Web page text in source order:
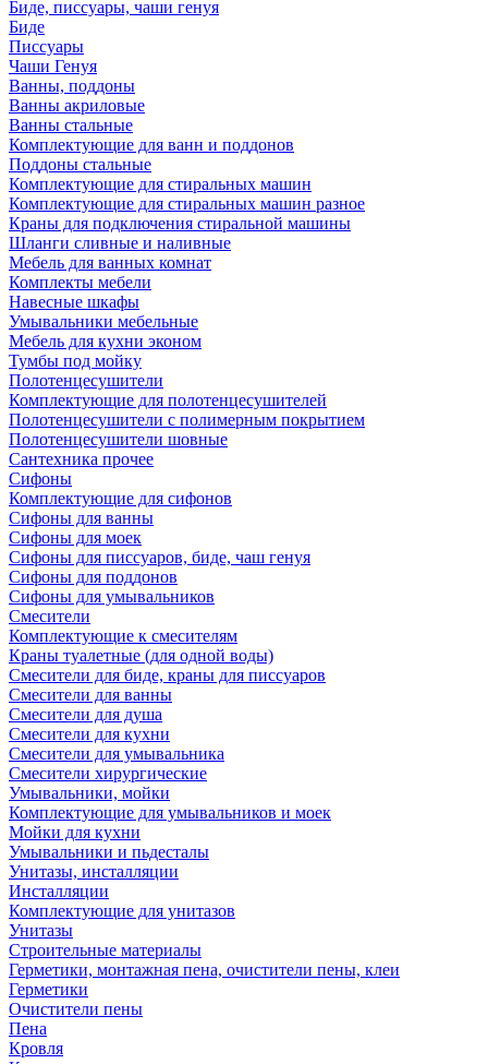
Биде, писсуары, чаши генуя
Биде
Писсуары
Чаши Генуя
Ванны, поддоны
Ванны акриловые
Ванны стальные
Комплектующие для ванн и поддонов
Поддоны стальные
Комплектующие для стиральных машин
Комплектующие для стиральных машин разное
Краны для подключения стиральной машины
Шланги сливные и наливные
Мебель для ванных комнат
Комплекты мебели
Навесные шкафы
Умывальники мебельные
Мебель для кухни эконом
Тумбы под мойку
Полотенцесушители
Комплектующие для полотенцесушителей
Полотенцесушители с полимерным покрытием
Полотенцесушители шовные
Сантехника прочее
Сифоны
Комплектующие для сифонов
Сифоны для ванны
Сифоны для моек
Сифоны для писсуаров, биде, чаш генуя
Сифоны для поддонов
Сифоны для умывальников
Смесители
Комплектующие к смесителям
Краны туалетные (для одной воды)
Смесители для биде, краны для писсуаров
Смесители для ванны
Смесители для душа
Смесители для кухни
Смесители для умывальника
Смесители хирургические
Умывальники, мойки
Комплектующие для умывальников и моек
Мойки для кухни
Умывальники и пьдесталы
Унитазы, инсталляции
Инсталляции
Комплектующие для унитазов
Унитазы
Строительные материалы
Герметики, монтажная пена, очистители пены, клеи
Герметики
Очистители пены
Пена
Кровля